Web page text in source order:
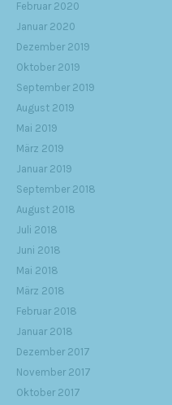
Februar 2020
Januar 2020
Dezember 2019
Oktober 2019
September 2019
August 2019
Mai 2019
März 2019
Januar 2019
September 2018
August 2018
Juli 2018
Juni 2018
Mai 2018
März 2018
Februar 2018
Januar 2018
Dezember 2017
November 2017
Oktober 2017